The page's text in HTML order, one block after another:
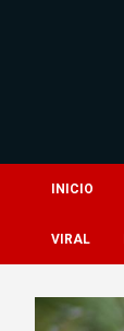
INICIO
VIRAL